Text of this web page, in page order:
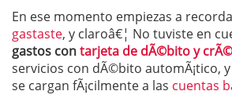
En ese momento empiezas a
gastaste, y claroâ€¦ No tuviste en
gastos contarjeta de dÃ©bito y
servicios con dÃ©bito automÃ¡tico,
se cargan fÃ¡cilmente a las cuentas